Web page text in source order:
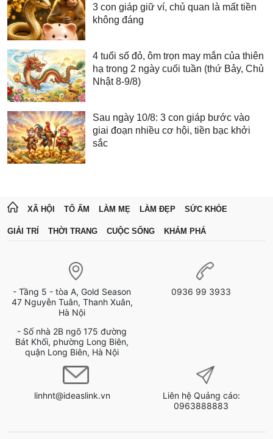
3 con giáp giữ ví, chủ quan là mất tiền
không đáng
4 tuổi số đỏ, ôm trọn may mắn của thiên
hạ trong 2 ngày cuối tuần (thứ Bảy, Chủ
Nhật 8-9/8)
Sau ngày 10/8: 3 con giáp bước vào
giai đoạn nhiều cơ hội, tiền bạc khởi
sắc
XÃ HỘI TỔ ẤM LÀM MẸ LÀM ĐẸP SỨC KHỎE
GIẢI TRÍ THỜI TRANG CUỘC SỐNG KHÁM PHÁ
- Tầng 5 - tòa A, Gold Season
47 Nguyễn Tuân, Thanh Xuân,
Hà Nội
- Số nhà 2B ngõ 175 đường
Bát Khối, phường Long Biên,
quận Long Biên, Hà Nội
0936 99 3933
linhnt@ideaslink.vn
Liên hệ Quảng cáo:
0963888883